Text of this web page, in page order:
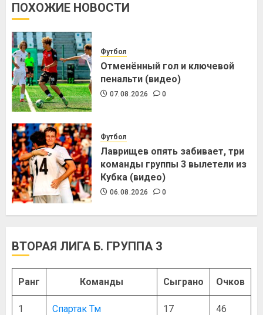
ПОХОЖИЕ НОВОСТИ
Футбол
Отменённый гол и ключевой
пенальти (видео)
07.08.2026 0
Футбол
Лаврищев опять забивает, три
команды группы 3 вылетели из
Кубка (видео)
06.08.2026 0
ВТОРАЯ ЛИГА Б. ГРУППА 3
Ранг Команды Сыграно Очков
1 Спартак Тм 17 46